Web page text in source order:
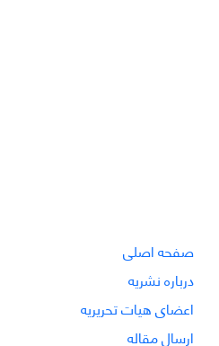
صفحه اصلی
درباره نشریه
اعضای هیات تحریریه
ارسال مقاله